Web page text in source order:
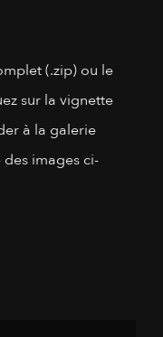
(.zip) ou le
sur la vignette
à la galerie
des images ci-